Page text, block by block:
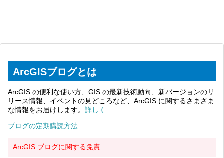
ArcGISブログとは
ArcGIS の便利な使い方、GIS の最新技術動向、新バージョンのリ
リース情報、イベントの見どころなど、ArcGIS に関するさまざま
な情報をお届けします。 詳しく
ブログの定期購読方法
ArcGIS ブログに関する免責